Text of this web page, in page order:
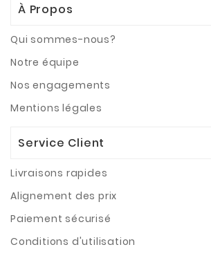
À Propos
Qui sommes-nous?
Notre équipe
Nos engagements
Mentions légales
Service Client
Livraisons rapides
Alignement des prix
Paiement sécurisé
Conditions d'utilisation